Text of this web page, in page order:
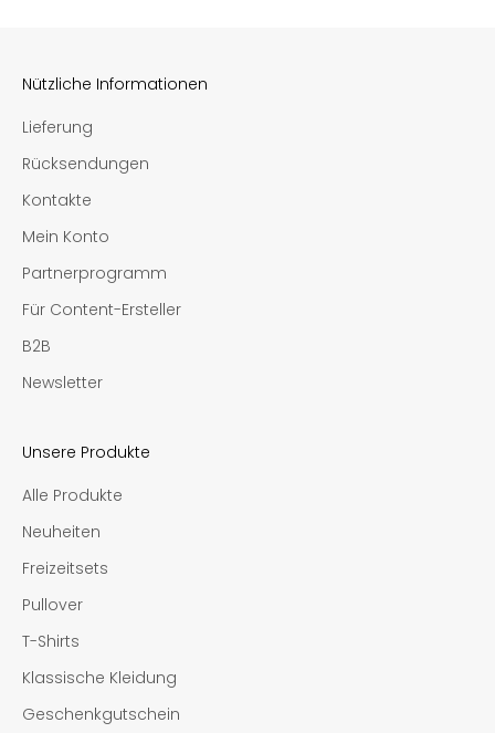
Nützliche Informationen
Lieferung
Rücksendungen
Kontakte
Mein Konto
Partnerprogramm
Für Content-Ersteller
B2B
Newsletter
Unsere Produkte
Alle Produkte
Neuheiten
Freizeitsets
Pullover
T-Shirts
Klassische Kleidung
Geschenkgutschein